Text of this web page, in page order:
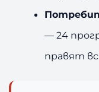
— 24
правят